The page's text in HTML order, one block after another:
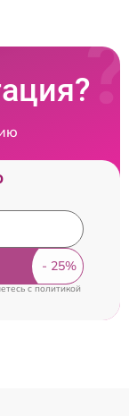
cполитикой